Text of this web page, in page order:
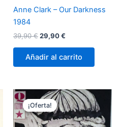
Anne Clark – Our Darkness
1984
39,90€El
original
era:
29,90€
actual
es:
Añadir al carrito
¡Oferta!
¡Oferta!